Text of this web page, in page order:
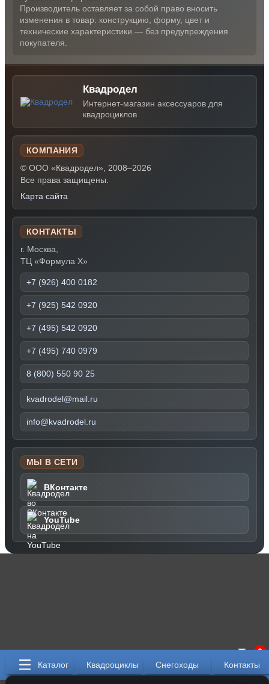
Каталог Квадроциклы Снегоходы Контакты
0
Производитель оставляет за собой право вносить
изменения в товар: конструкцию, форму, цвет и
технические характеристики — без предупреждения
покупателя.
Квадродел
Интернет-магазин аксессуаров для
квадроциклов
КОМПАНИЯ
© ООО «Квадродел», 2008–2026
Все права защищены.
Карта сайта
КОНТАКТЫ
г. Москва,
ТЦ «Формула Х»
+7 (926) 400 0182
+7 (925) 542 0920
+7 (495) 542 0920
+7 (495) 740 0979
8 (800) 550 90 25
kvadrodel@mail.ru
info@kvadrodel.ru
МЫ В СЕТИ
ВКонтакте
YouTube